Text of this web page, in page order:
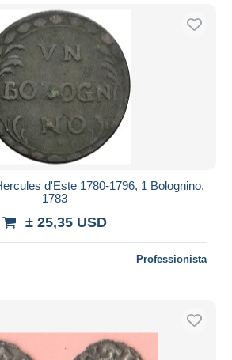
d'Este 1780-1796, 1 Bolognino,
1783
± 25,35 USD
Professionista